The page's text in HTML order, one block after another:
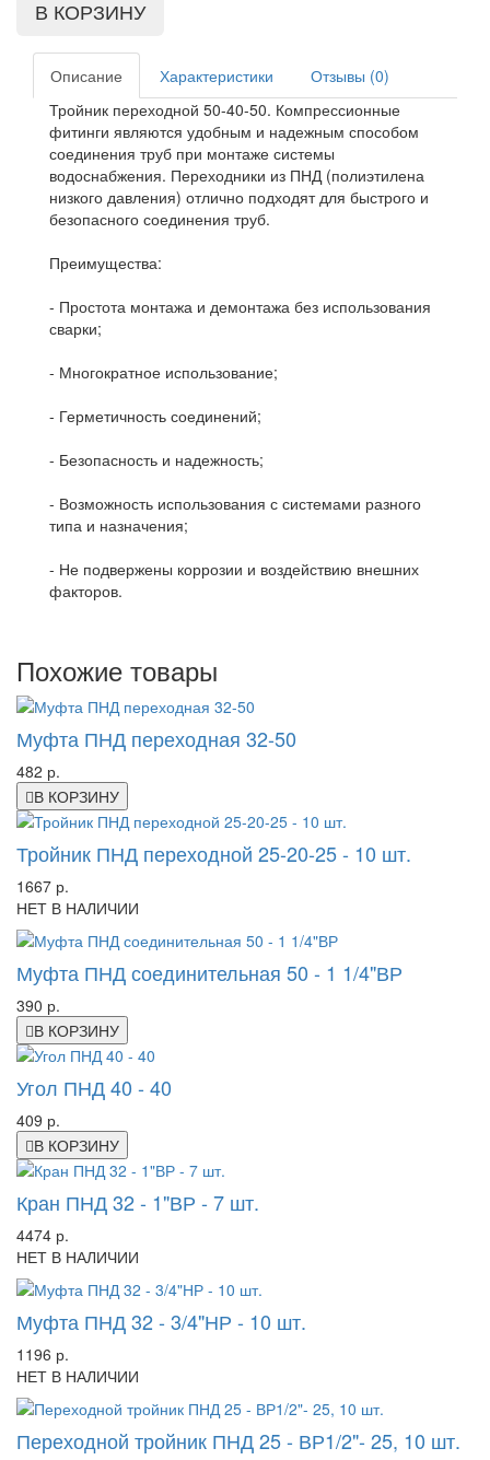
Описание Характеристики
Отзывы (0)
Тройник переходной 50-40-50. Компрессионные
фитинги являются удобным и надежным способом
соединения труб при монтаже системы
водоснабжения. Переходники из ПНД (полиэтилена
низкого давления) отлично подходят для быстрого и
безопасного соединения труб.
Преимущества:
- Простота монтажа и демонтажа без использования
сварки;
- Многократное использование;
- Герметичность соединений;
- Безопасность и надежность;
- Возможность использования с системами разного
типа и назначения;
- Не подвержены коррозии и воздействию внешних
факторов.
Похожие товары
Муфта ПНД переходная 32-50
482 р.
В КОРЗИНУ
Тройник ПНД переходной 25-20-25 - 10 шт.
1667 р.
НЕТ В НАЛИЧИИ
Муфта ПНД соединительная 50 - 1 1/4"ВР
390 р.
В КОРЗИНУ
Угол ПНД 40 - 40
409 р.
В КОРЗИНУ
Кран ПНД 32 - 1"ВР - 7 шт.
4474 р.
НЕТ В НАЛИЧИИ
Муфта ПНД 32 - 3/4"НР - 10 шт.
1196 р.
НЕТ В НАЛИЧИИ
Переходной тройник ПНД 25 - ВР1/2"- 25, 10 шт.